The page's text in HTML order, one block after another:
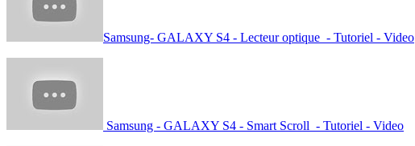
Samsung- GALAXY S4 - Lecteur optique - Tutoriel - Video
Samsung - GALAXY S4 - Smart Scroll - Tutoriel - Video